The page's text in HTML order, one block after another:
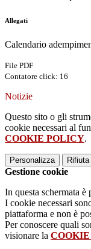
Allegati
Calendario
File PDF
Contatore click: 16
Notizie
Questo sito o gli
cookie necessari al
COOKIE POLICY.
Personalizza
Gestione cookie
In questa schermata
I cookie necessari
piattaforma e non è
Per conoscere quali
visionare la